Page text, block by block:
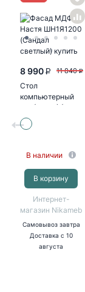
8 990 P 11 840 P
Стол
компьютерный
№1 (УПКФ) (Дуб
беленый, венге
ФВ)
В наличии
В корзину
Интернет-
магазин Nikameb
Самовывоз завтра
Доставка с 10
августа